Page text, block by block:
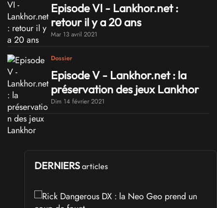
Episode VI - Lankhor.net :
retour il y a 20 ans
Mar 13 avril 2021
Dossier
Episode V - Lankhor.net : la
préservation des jeux Lankhor
Dim 14 février 2021
DERNIERS articles